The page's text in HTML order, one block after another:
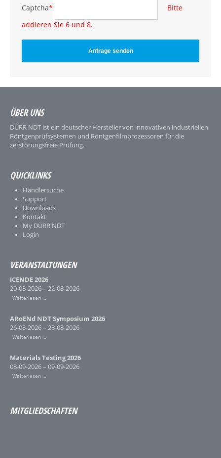
Captcha*
Bitte
addieren Sie 6 und 8.
ÜBER UNS
DÜRR NDT ist ein deutscher Hersteller von innovativen industriellen
Röntgenprüfsystemen und Röntgenfilmprozessoren für die
zerstörungsfreie Prüfung.
QUICKLINKS
Händlersuche
Support
Downloads
Kontakt
My DÜRR NDT
Login
VERANSTALTUNGEN
ICENDE 2026
20-08-2026 – 22-08-2026
Weiterlesen …
ARoENd NDT Symposium 2026
26-08-2026 – 28-08-2026
Weiterlesen …
Materials Testing 2026
08-09-2026 – 09-09-2026
Weiterlesen …
MITGLIEDSCHAFTEN